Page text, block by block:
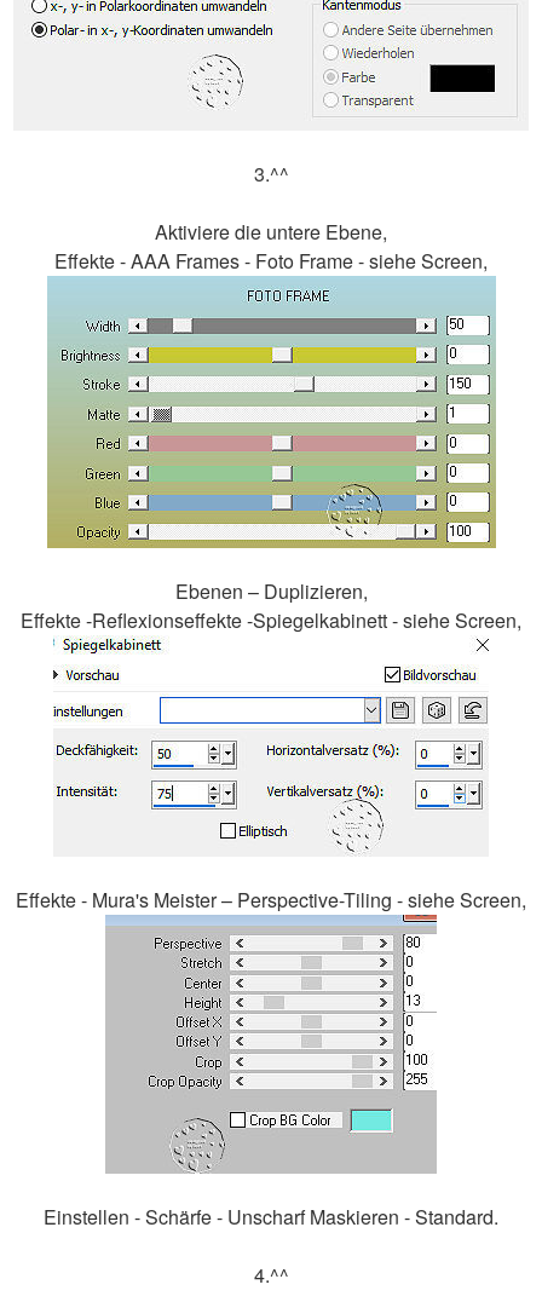
3.^^
Aktiviere die untere Ebene,
Effekte - AAA Frames - Foto Frame - siehe Screen,
Ebenen – Duplizieren,
Effekte -Reflexionseffekte -Spiegelkabinett - siehe Screen,
Effekte - Mura's Meister – Perspective-Tiling - siehe Screen,
Einstellen - Schärfe - Unscharf Maskieren - Standard.
4.^^